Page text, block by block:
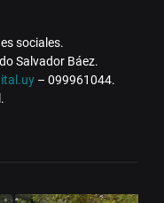
sociales.
Salvador Báez.
– 099961044.